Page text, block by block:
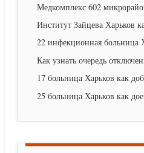
Медкомплекс 602
Институт Зайцева Харьков
22 инфекционная больница
Как узнать очередь
17 больница Харьков как
25 больница Харьков как